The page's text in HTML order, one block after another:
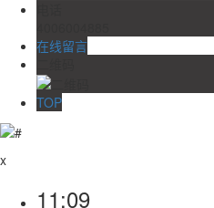
在线留言
TOP
x
11:09